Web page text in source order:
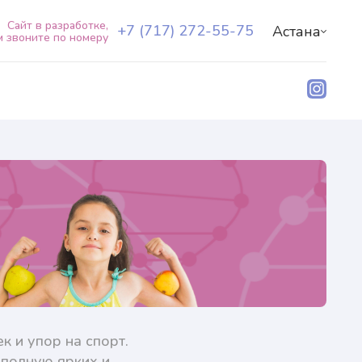
Сайт в разработке,
звоните по номеру +7 (717) 272-55-75 Астана
+7 (717) 272-55-75
и упор на спорт.